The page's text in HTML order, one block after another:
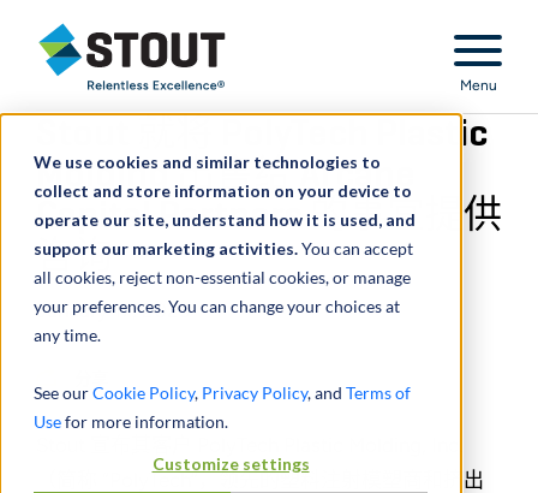
We use cookies and similar technologies to
collect and store information on your device to
operate our site, understand how it is used, and
support our marketing activities.You can accept
all cookies, reject non-essential cookies, or manage
your preferences. You can change your choices at
any time.
See ourCookie Policy, Privacy Policy, and Terms of
Usefor more information.
Customize settings
Stout Relentless Excellence
Menu
Stout 就将 PolyTech Plastic
Molding 出售给 Arcane
Capital Partners 的事宜提供
咨询
January 17, 2023
（简称 “PolyTech”，领先的塑料注射模塑商和挤出